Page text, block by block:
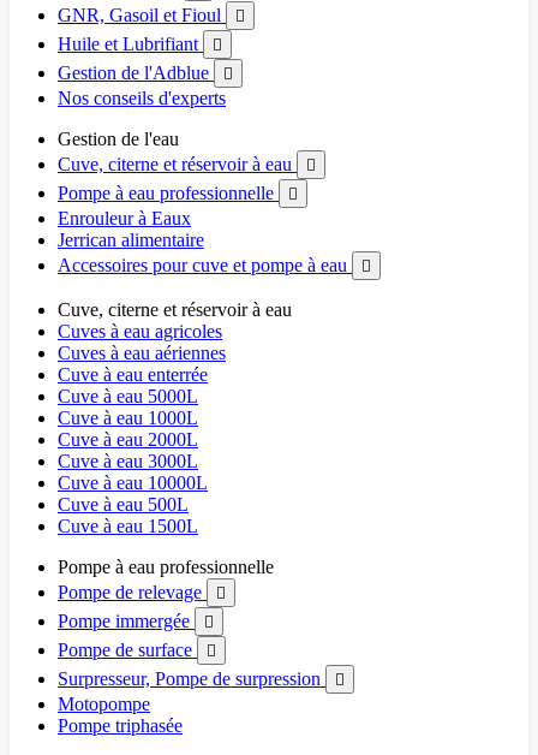
GNR, Gasoil et Fioul 
Huile et Lubrifiant 
Gestion de l'Adblue 
Nos conseils d'experts
Gestion de l'eau
Cuve, citerne et réservoir à eau

Pompe à eau professionnelle 
Enrouleur à Eaux
Jerrican alimentaire
Accessoires pour cuve et pompe à eau

Cuve, citerne et réservoir à eau
Cuves à eau agricoles
Cuves à eau aériennes
Cuve à eau enterrée
Cuve à eau 5000L
Cuve à eau 1000L
Cuve à eau 2000L
Cuve à eau 3000L
Cuve à eau 10000L
Cuve à eau 500L
Cuve à eau 1500L
Pompe à eau professionnelle
Pompe de relevage

Pompe immergée 
Pompe de surface 
Surpresseur, Pompe de surpression 
Motopompe
Pompe triphasée